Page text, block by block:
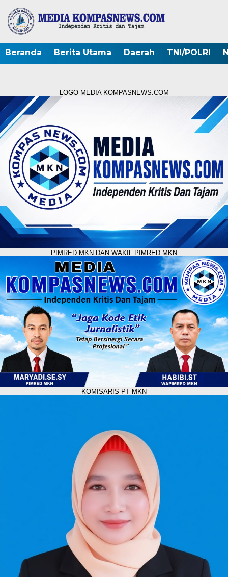
Beranda Berita Utama Daerah TNI/POLRI
LOGO MEDIA KOMPASNEWS.COM
PIMRED MKN DAN WAKIL PIMRED MKN
KOMISARIS PT MKN